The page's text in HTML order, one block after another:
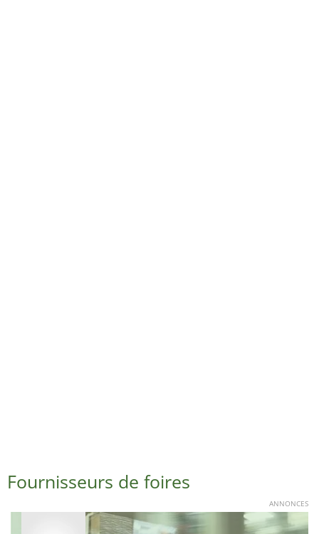
Fournisseurs de foires
ANNONCES